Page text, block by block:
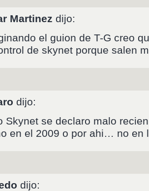
Martinez dijo:
el guion de T-G creo
de skynet porque salen
dijo:
Skynet se declaro malo
en el 2009 o por ahi… no en
dijo: